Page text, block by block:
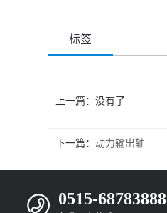
标签
上一篇：没有了
下一篇：动力输出轴
0515-68783888